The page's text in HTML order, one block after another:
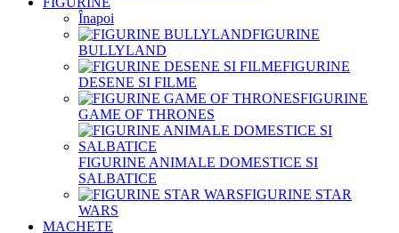
Înapoi
FIGURINE
BULLYLAND
FIGURINE
DESENE SI FILME
FIGURINE
GAME OF THRONES
FIGURINE ANIMALE DOMESTICE SI
SALBATICE
FIGURINE STAR
WARS
MACHETE